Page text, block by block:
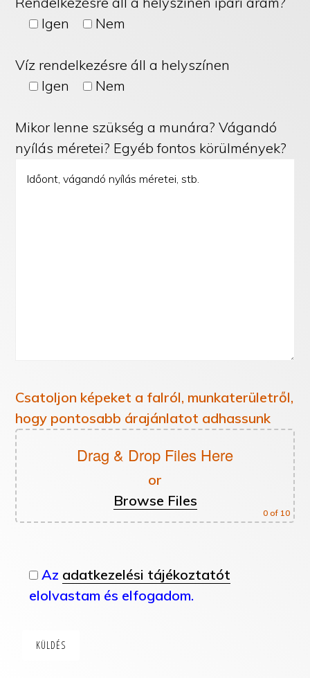
Igen
Nem
Víz rendelkezésre áll a helyszínen
Igen
Nem
Mikor lenne szükség a munára? Vágandó
nyílás méretei? Egyéb fontos körülmények?
Csatoljon képeket a falról, munkaterületről,
hogy pontosabb árajánlatot adhassunk
Drag & Drop Files Here
or
Browse Files
0of 10
Az adatkezelési tájékoztatót
elolvastam és elfogadom.